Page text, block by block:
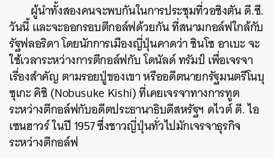
ผู้นำทั้งสองคนจะพบกันในการประชุมที่วอชิงตัน ดี.ซี.
วันนี้ และจะออกรอบตีกอล์ฟด้วยกัน ที่สนามกอล์ฟใกล้กับ
รัฐฟลอริดา โดยนักการเมืองญี่ปุ่นคาดว่า ชินโซ อาเบะ จะ
ใช้เวลาระหว่างการตีกอล์ฟกับ โดนัลด์ ทรัมป์ เพื่อเจรจา
เรื่องสำคัญ ตามรอยปู่ของเขา หรืออดีตนายกรัฐมนตรีโนบุ
ซุเกะ คิชิ (Nobusuke Kishi) ที่เคยเจรจาทางการทูต
ระหว่างตีกอล์ฟกับอดีตประธานาธิบดีสหรัฐฯ ดไวต์ ดี. ไอ
เซนฮาวร์ ในปี 1957 ซึ่งชาวญี่ปุ่นทั่วไปมักเจรจาธุรกิจ
ระหว่างตีกอล์ฟ